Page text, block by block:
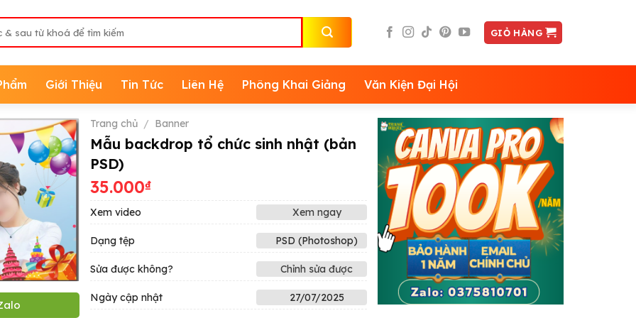
GIỎ HÀNG
Giới Thiệu Tin Tức Liên Hệ Phông Khai Giảng Văn Kiện Đại Hội
Trang chủ / Banner
Mẫu backdrop tổ chức sinh nhật (bản
PSD)
35.000₫
Xem video Xem ngay
Dạng tệp PSD (Photoshop)
Sửa được không? Chỉnh sửa được
Ngày cập nhật 27/07/2025